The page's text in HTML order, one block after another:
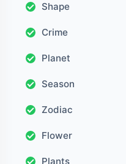
Shape
Crime
Planet
Season
Zodiac
Flower
Plants